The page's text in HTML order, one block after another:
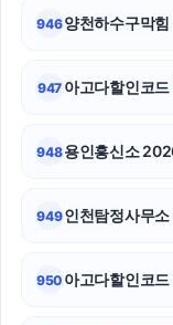
946양천하수구막
947 아고다할인코
948용인흥신소
949인천탐정사무
950 아고다할인코